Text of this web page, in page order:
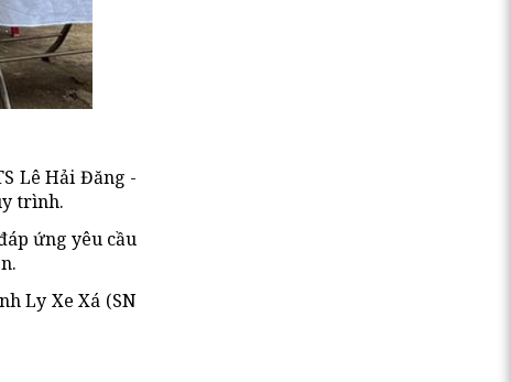
Lê Hải Đăng -
trình.
ứng yêu cầu
Ly Xe Xá (SN